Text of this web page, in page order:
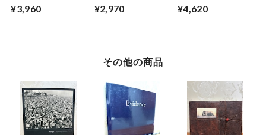
¥3,960
Giants of the Earth
¥2,970
誕生40周年記念
¥4,620
その他の商品